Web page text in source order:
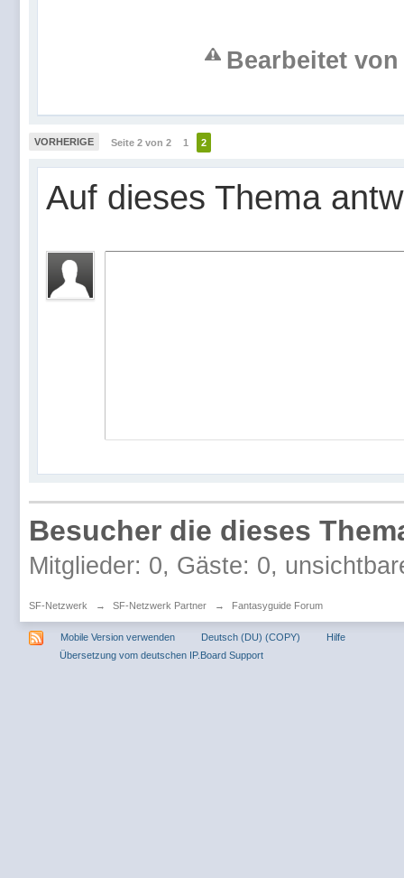
Bearbeitet von
VORHERIGE Seite 2 von 2 1 2
Auf dieses Thema
Besucher die dieses
Mitglieder: 0, Gäste: 0,
SF-Netzwerk → SF-Netzwerk Partner → Fantasyguide Forum
Mobile Version verwenden Deutsch (DU) (COPY)
Hilfe
Übersetzung vom deutschen IP.Board Support